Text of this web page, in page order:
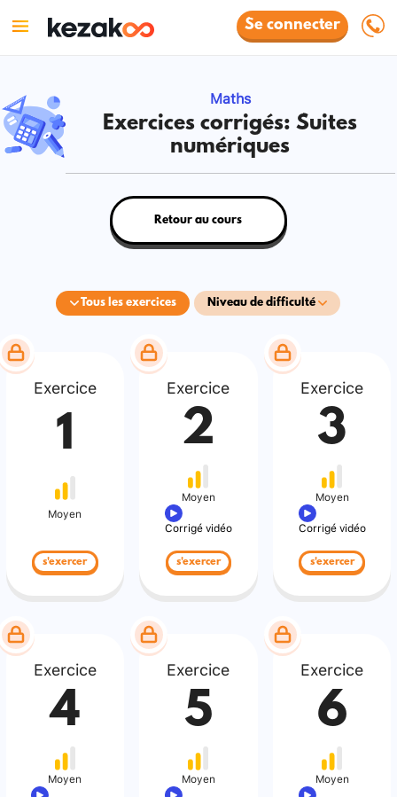
Se connecter
Maths
Exercices corrigés: Suites
numériques
Tous les exercices Niveau de difficulté
Retour au cours
Exercice
1
Moyen
s'exercer
Exercice
2
Moyen
Corrigé vidéo
s'exercer
Exercice
3
Moyen
Corrigé vidéo
s'exercer
Exercice
4
Moyen
Exercice
5
Moyen
Exercice
6
Moyen